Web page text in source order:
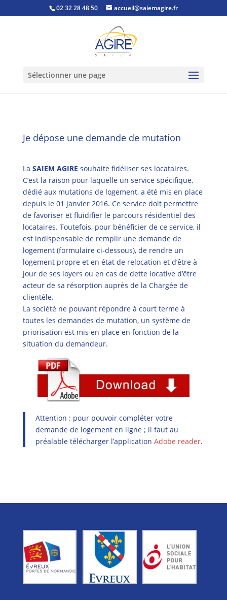
02 32 28 48 50 accueil@saiemagire.fr
Sélectionner une page
Je dépose une demande de mutation
La SAIEM AGIRE souhaite fidéliser ses locataires.
C’est la raison pour laquelle un service spécifique,
dédié aux mutations de logement, a été mis en place
depuis le 01 janvier 2016. Ce service doit permettre
de favoriser et fluidifier le parcours résidentiel des
locataires. Toutefois, pour bénéficier de ce service, il
est indispensable de remplir une demande de
logement (formulaire ci-dessous), de rendre un
logement propre et en état de relocation et d’être à
jour de ses loyers ou en cas de dette locative d’être
acteur de sa résorption auprès de la Chargée de
clientèle.
La société ne pouvant répondre à court terme à
toutes les demandes de mutation, un système de
priorisation est mis en place en fonction de la
situation du demandeur.
Attention : pour pouvoir compléter votre
demande de logement en ligne ; il faut au
préalable télécharger l’application Adobe reader.